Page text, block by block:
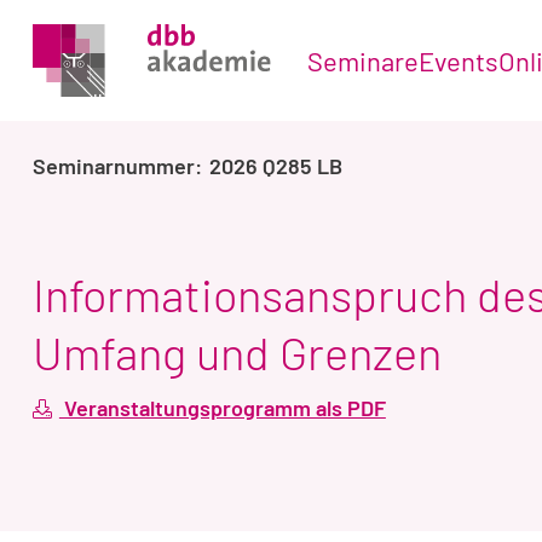
SeminareEvents
2026 Q285 LB
Informationsanspruch
Umfang und Grenzen
Veranstaltungsprogramm als PDF